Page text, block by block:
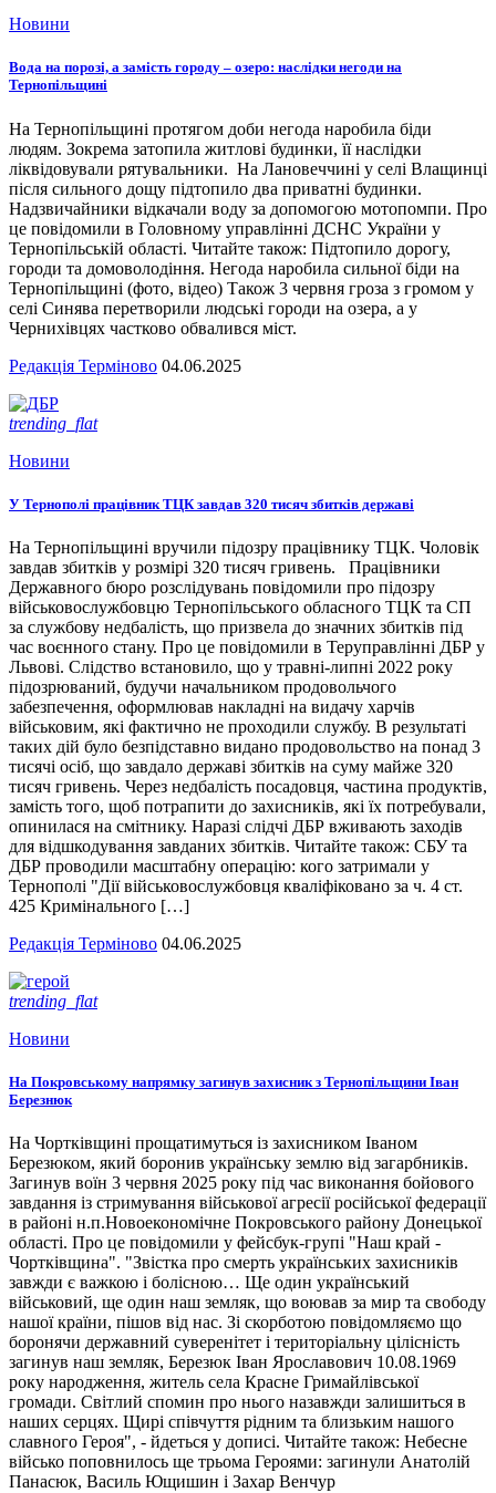
Новини
Вода на порозі, а замість городу – озеро: наслідки негоди на
Тернопільщині
На Тернопільщині протягом доби негода наробила біди
людям. Зокрема затопила житлові будинки, її наслідки
ліквідовували рятувальники. На Лановеччині у селі Влащинці
після сильного дощу підтопило два приватні будинки.
Надзвичайники відкачали воду за допомогою мотопомпи. Про
це повідомили в Головному управлінні ДСНС України у
Тернопільській області. Читайте також: Підтопило дорогу,
городи та домоволодіння. Негода наробила сильної біди на
Тернопільщині (фото, відео) Також 3 червня гроза з громом у
селі Синява перетворили людські городи на озера, а у
Чернихівцях частково обвалився міст.
Редакція Терміново 04.06.2025
trending_flat
Новини
У Тернополі працівник ТЦК завдав 320 тисяч збитків державі
На Тернопільщині вручили підозру працівнику ТЦК. Чоловік
завдав збитків у розмірі 320 тисяч гривень. Працівники
Державного бюро розслідувань повідомили про підозру
військовослужбовцю Тернопільського обласного ТЦК та СП
за службову недбалість, що призвела до значних збитків під
час воєнного стану. Про це повідомили в Теруправлінні ДБР у
Львові. Слідство встановило, що у травні-липні 2022 року
підозрюваний, будучи начальником продовольчого
забезпечення, оформлював накладні на видачу харчів
військовим, які фактично не проходили службу. В результаті
таких дій було безпідставно видано продовольство на понад 3
тисячі осіб, що завдало державі збитків на суму майже 320
тисяч гривень. Через недбалість посадовця, частина продуктів,
замість того, щоб потрапити до захисників, які їх потребували,
опинилася на смітнику. Наразі слідчі ДБР вживають заходів
для відшкодування завданих збитків. Читайте також: СБУ та
ДБР проводили масштабну операцію: кого затримали у
Тернополі "Дії військовослужбовця кваліфіковано за ч. 4 ст.
425 Кримінального […]
Редакція Терміново 04.06.2025
trending_flat
Новини
На Покровському напрямку загинув захисник з Тернопільщини Іван
Березнюк
На Чортківщині прощатимуться із захисником Іваном
Березюком, який боронив українську землю від загарбників.
Загинув воїн 3 червня 2025 року під час виконання бойового
завдання із стримування військової агресії російської федерації
в районі н.п.Новоекономічне Покровського району Донецької
області. Про це повідомили у фейсбук-групі "Наш край -
Чортківщина". "Звістка про смерть українських захисників
завжди є важкою і болісною… Ще один український
військовий, ще один наш земляк, що воював за мир та свободу
нашої країни, пішов від нас. Зі скорботою повідомляємо що
боронячи державний суверенітет і територіальну цілісність
загинув наш земляк, Березюк Іван Ярославович 10.08.1969
року народження, житель села Красне Гримайлівської
громади. Світлий спомин про нього назавжди залишиться в
наших серцях. Щирі співчуття рідним та близьким нашого
славного Героя", - йдеться у дописі. Читайте також: Небесне
військо поповнилось ще трьома Героями: загинули Анатолій
Панасюк, Василь Ющишин і Захар Венчур